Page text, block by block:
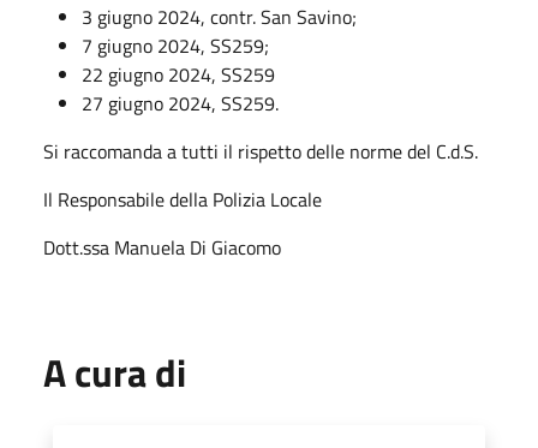
3 giugno 2024, contr. San Savino;
7 giugno 2024, SS259;
22 giugno 2024, SS259
27 giugno 2024, SS259.
Si raccomanda a tutti il rispetto delle norme del C.d.S.
Il Responsabile della Polizia Locale
Dott.ssa Manuela Di Giacomo
A cura di